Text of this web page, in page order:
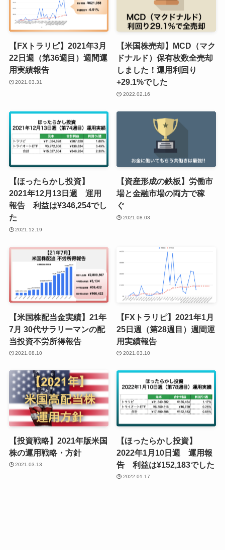
【FXトラリピ】2021年3月
22日週（第36週目）週間運
用実績報告
2021.03.31
【米国株売却】MCD（マク
ドナルド）保有枚数全売却
しました！運用利回り
+29.1%でした
2022.02.16
【ほったらかし投資】
2021年12月13日週 運用
報告 利益は¥346,254でし
た
2021.12.19
【資産形成の鉄板】労働市
場と金融市場の両方で稼
ぐ
2021.08.03
【米国株配当金実績】21年
7月 30代サラリーマンの配
当投資不労所得報告
2021.08.10
【FXトラリピ】2021年1月
25日週（第28週目）週間運
用実績報告
2021.03.10
【投資戦略】2021年版米国
株の運用戦略・方針
2021.03.13
【ほったらかし投資】
2022年1月10日週 運用報
告 利益は¥152,183でした
2022.01.17